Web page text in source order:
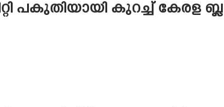
കുറച്ച് കേരള